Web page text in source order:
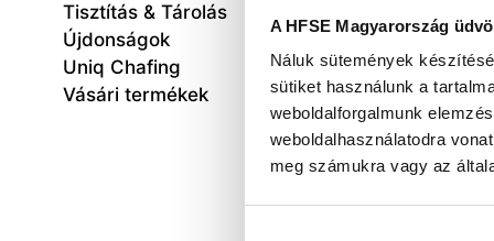
A HFSE Magyarország
Náluk sütemények
sütiket használunk a
weboldalforgalmunk
weboldalhasználatodra
meg számukra vagy az
Tisztítás & Tárolás
Újdonságok
Uniq Chafing
Vásári termékek
–